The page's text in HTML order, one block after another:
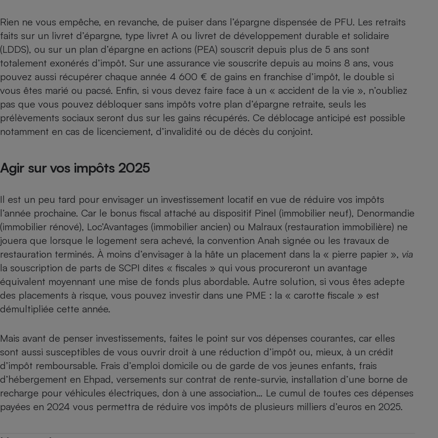
Rien ne vous empêche, en revanche, de puiser dans l’épargne dispensée de PFU. Les retraits
faits sur un livret d’épargne, type livret A ou livret de développement durable et solidaire
(LDDS), ou sur un plan d’épargne en actions (PEA) souscrit depuis plus de 5 ans sont
totalement exonérés d’impôt. Sur une assurance vie souscrite depuis au moins 8 ans, vous
pouvez aussi récupérer chaque année 4 600 € de gains en franchise d’impôt, le double si
vous êtes marié ou pacsé. Enfin, si vous devez faire face à un « accident de la vie », n’oubliez
pas que vous pouvez débloquer sans impôts votre plan d’épargne retraite, seuls les
prélèvements sociaux seront dus sur les gains récupérés. Ce déblocage anticipé est possible
notamment en cas de licenciement, d’invalidité ou de décès du conjoint.
Agir sur vos impôts 2025
Il est un peu tard pour envisager un investissement locatif en vue de réduire vos impôts
l’année prochaine. Car le bonus fiscal attaché au dispositif Pinel (immobilier neuf), Denormandie
(immobilier rénové), Loc’Avantages (immobilier ancien) ou Malraux (restauration immobilière) ne
jouera que lorsque le logement sera achevé, la convention Anah signée ou les travaux de
restauration terminés. À moins d’envisager à la hâte un placement dans la « pierre papier », via
la souscription de parts de SCPI dites « fiscales » qui vous procureront un avantage
équivalent moyennant une mise de fonds plus abordable. Autre solution, si vous êtes adepte
des placements à risque, vous pouvez investir dans une PME : la « carotte fiscale » est
démultipliée cette année.
Mais avant de penser investissements, faites le point sur vos dépenses courantes, car elles
sont aussi susceptibles de vous ouvrir droit à une réduction d’impôt ou, mieux, à un crédit
d’impôt remboursable. Frais d’emploi domicile ou de garde de vos jeunes enfants, frais
d’hébergement en Ehpad, versements sur contrat de rente-survie, installation d’une borne de
recharge pour véhicules électriques, don à une association… Le cumul de toutes ces dépenses
payées en 2024 vous permettra de réduire vos impôts de plusieurs milliers d’euros en 2025.